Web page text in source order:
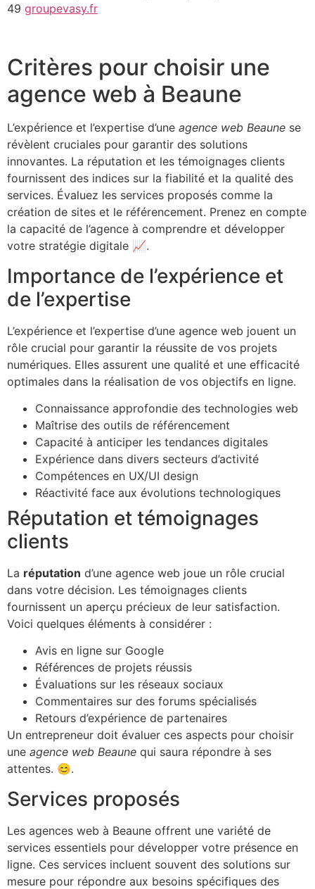
49 groupevasy.fr
Critères pour choisir une
agence web à Beaune
L’expérience et l’expertise d’une agence web Beaune se
révèlent cruciales pour garantir des solutions
innovantes. La réputation et les témoignages clients
fournissent des indices sur la fiabilité et la qualité des
services. Évaluez les services proposés comme la
création de sites et le référencement. Prenez en compte
la capacité de l’agence à comprendre et développer
votre stratégie digitale 📈.
Importance de l’expérience et
de l’expertise
L’expérience et l’expertise d’une agence web jouent un
rôle crucial pour garantir la réussite de vos projets
numériques. Elles assurent une qualité et une efficacité
optimales dans la réalisation de vos objectifs en ligne.
Connaissance approfondie des technologies web
Maîtrise des outils de référencement
Capacité à anticiper les tendances digitales
Expérience dans divers secteurs d’activité
Compétences en UX/UI design
Réactivité face aux évolutions technologiques
Réputation et témoignages
clients
La réputation d’une agence web joue un rôle crucial
dans votre décision. Les témoignages clients
fournissent un aperçu précieux de leur satisfaction.
Voici quelques éléments à considérer :
Avis en ligne sur Google
Références de projets réussis
Évaluations sur les réseaux sociaux
Commentaires sur des forums spécialisés
Retours d’expérience de partenaires
Un entrepreneur doit évaluer ces aspects pour choisir
une agence web Beaune qui saura répondre à ses
attentes. 😊.
Services proposés
Les agences web à Beaune offrent une variété de
services essentiels pour développer votre présence en
ligne. Ces services incluent souvent des solutions sur
mesure pour répondre aux besoins spécifiques des